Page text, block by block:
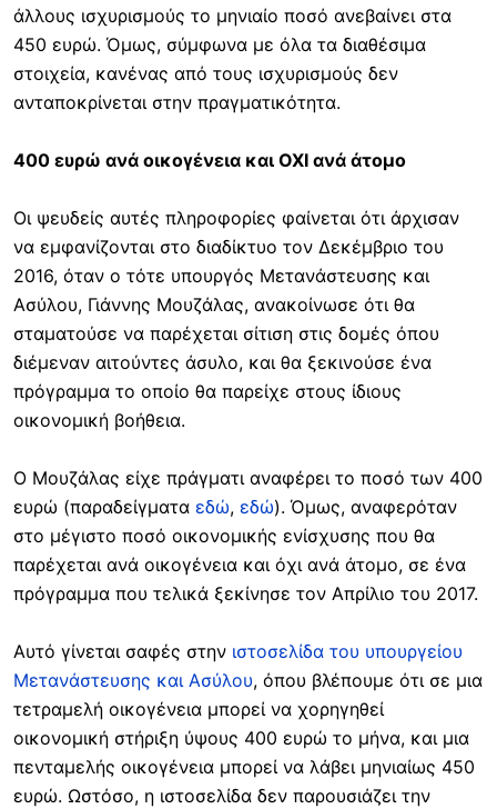
άλλους ισχυρισμούς το μηνιαίο ποσό ανεβαίνει στα
450 ευρώ. Όμως, σύμφωνα με όλα τα διαθέσιμα
στοιχεία, κανένας από τους ισχυρισμούς δεν
ανταποκρίνεται στην πραγματικότητα.
400 ευρώ ανά οικογένεια και ΟΧΙ ανά άτομο
Οι ψευδείς αυτές πληροφορίες φαίνεται ότι άρχισαν
να εμφανίζονται στο διαδίκτυο τον Δεκέμβριο του
2016, όταν ο τότε υπουργός Μετανάστευσης και
Ασύλου, Γιάννης Μουζάλας, ανακοίνωσε ότι θα
σταματούσε να παρέχεται σίτιση στις δομές όπου
διέμεναν αιτούντες άσυλο, και θα ξεκινούσε ένα
πρόγραμμα το οποίο θα παρείχε στους ίδιους
οικονομική βοήθεια.
Ο Μουζάλας είχε πράγματι αναφέρει το ποσό των 400
ευρώ (παραδείγματα εδώ, εδώ). Όμως, αναφερόταν
στο μέγιστο ποσό οικονομικής ενίσχυσης που θα
παρέχεται ανά οικογένεια και όχι ανά άτομο, σε ένα
πρόγραμμα που τελικά ξεκίνησε τον Απρίλιο του 2017.
Αυτό γίνεται σαφές στην ιστοσελίδα του υπουργείου
Μετανάστευσης και Ασύλου, όπου βλέπουμε ότι σε μια
τετραμελή οικογένεια μπορεί να χορηγηθεί
οικονομική στήριξη ύψους 400 ευρώ το μήνα, και μια
πενταμελής οικογένεια μπορεί να λάβει μηνιαίως 450
ευρώ. Ωστόσο, η ιστοσελίδα δεν παρουσιάζει την